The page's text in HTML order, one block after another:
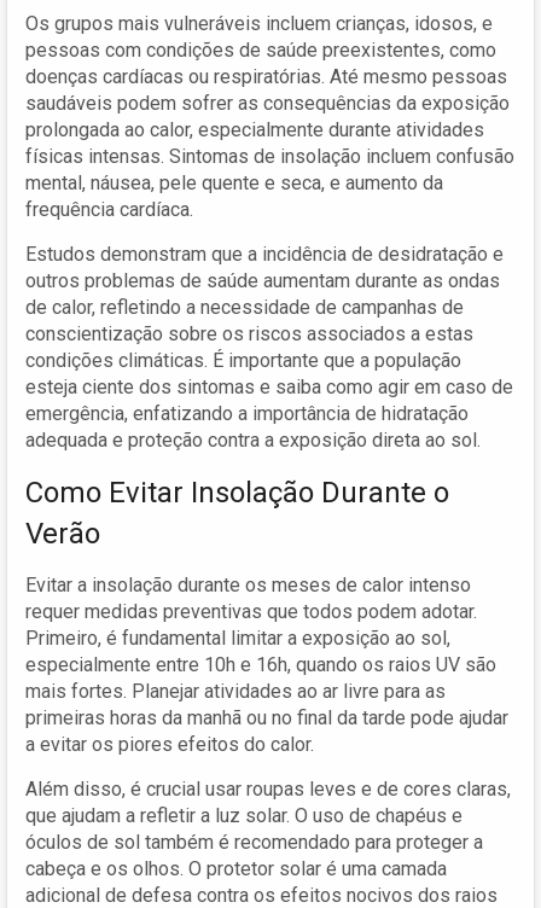
Os grupos mais vulneráveis incluem crianças, idosos, e
pessoas com condições de saúde preexistentes, como
doenças cardíacas ou respiratórias. Até mesmo pessoas
saudáveis podem sofrer as consequências da exposição
prolongada ao calor, especialmente durante atividades
físicas intensas. Sintomas de insolação incluem confusão
mental, náusea, pele quente e seca, e aumento da
frequência cardíaca.
Estudos demonstram que a incidência de desidratação e
outros problemas de saúde aumentam durante as ondas
de calor, refletindo a necessidade de campanhas de
conscientização sobre os riscos associados a estas
condições climáticas. É importante que a população
esteja ciente dos sintomas e saiba como agir em caso de
emergência, enfatizando a importância de hidratação
adequada e proteção contra a exposição direta ao sol.
Como Evitar Insolação Durante o
Verão
Evitar a insolação durante os meses de calor intenso
requer medidas preventivas que todos podem adotar.
Primeiro, é fundamental limitar a exposição ao sol,
especialmente entre 10h e 16h, quando os raios UV são
mais fortes. Planejar atividades ao ar livre para as
primeiras horas da manhã ou no final da tarde pode ajudar
a evitar os piores efeitos do calor.
Além disso, é crucial usar roupas leves e de cores claras,
que ajudam a refletir a luz solar. O uso de chapéus e
óculos de sol também é recomendado para proteger a
cabeça e os olhos. O protetor solar é uma camada
adicional de defesa contra os efeitos nocivos dos raios